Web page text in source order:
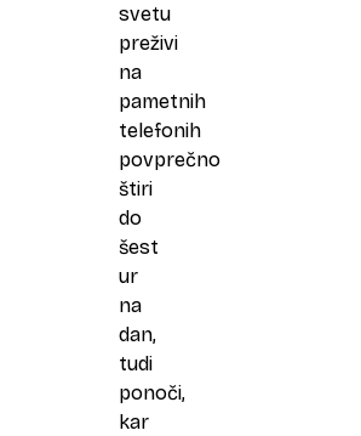
svetu
preživi
na
pametnih
telefonih
povprečno
štiri
do
šest
ur
na
dan,
tudi
ponoči,
kar